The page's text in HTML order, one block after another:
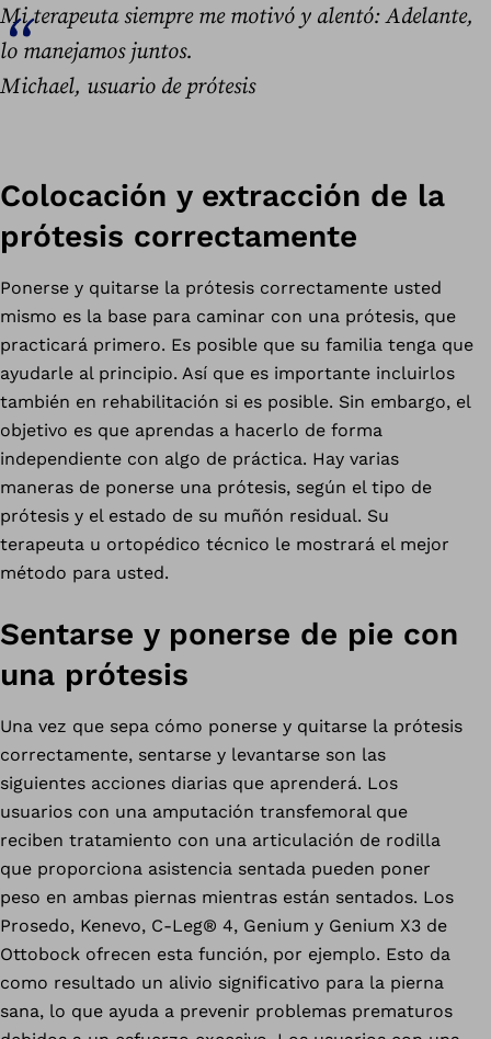
Mi terapeuta siempre me motivó y alentó: Adelante,
lo manejamos juntos.
Michael, usuario de prótesis
Colocación y extracción de la
prótesis correctamente
Ponerse y quitarse la prótesis correctamente usted
mismo es la base para caminar con una prótesis, que
practicará primero. Es posible que su familia tenga que
ayudarle al principio. Así que es importante incluirlos
también en rehabilitación si es posible. Sin embargo, el
objetivo es que aprendas a hacerlo de forma
independiente con algo de práctica. Hay varias
maneras de ponerse una prótesis, según el tipo de
prótesis y el estado de su muñón residual. Su
terapeuta u ortopédico técnico le mostrará el mejor
método para usted.
Sentarse y ponerse de pie con
una prótesis
Una vez que sepa cómo ponerse y quitarse la prótesis
correctamente, sentarse y levantarse son las
siguientes acciones diarias que aprenderá. Los
usuarios con una amputación transfemoral que
reciben tratamiento con una articulación de rodilla
que proporciona asistencia sentada pueden poner
peso en ambas piernas mientras están sentados. Los
Prosedo, Kenevo, C-Leg® 4, Genium y Genium X3 de
Ottobock ofrecen esta función, por ejemplo. Esto da
como resultado un alivio significativo para la pierna
sana, lo que ayuda a prevenir problemas prematuros